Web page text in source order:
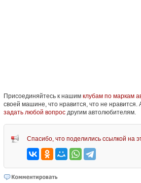
Присоединяйтесь к нашим клубам по маркам
своей машине, что нравится, что не
задать любой вопросдругим автолюбителям.
Спасибо, что поделились ссылкой на